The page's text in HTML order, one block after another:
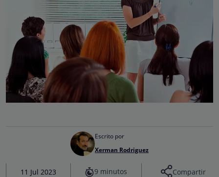
Escrito por
Xerman Rodriguez
11 Jul 2023 9 minutos Compartir